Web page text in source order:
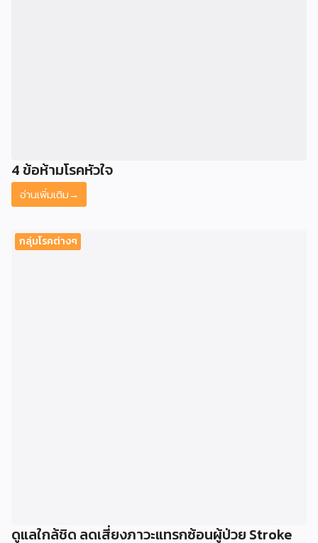
4 ข้อห้ามโรคหัวใจ
อ่านเพิ่มเติม→
กลุ่มโรคต่างๆ
ดูแลใกล้ชิด ลดเสี่ยงภาวะแทรกซ้อนผู้ป่วย Stroke